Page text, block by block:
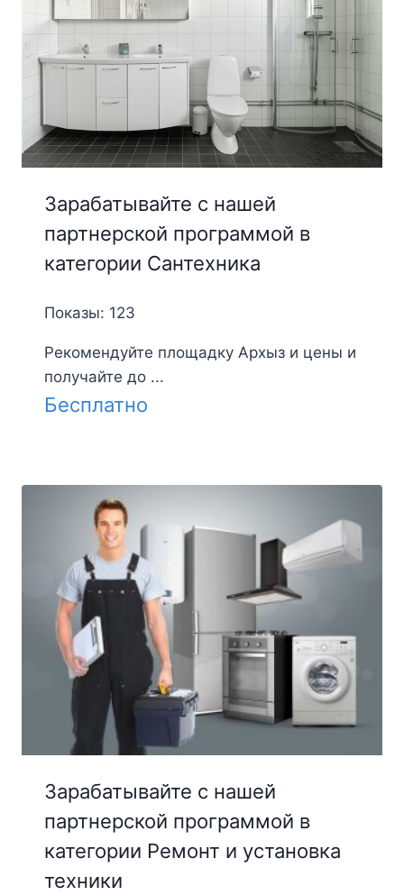
Зарабатывайте с нашей
партнерской программой в
категории Сантехника
Показы: 123
Рекомендуйте площадку Архыз и цены и
получайте до ...
Бесплатно
Зарабатывайте с нашей
партнерской программой в
категории Ремонт и установка
техники